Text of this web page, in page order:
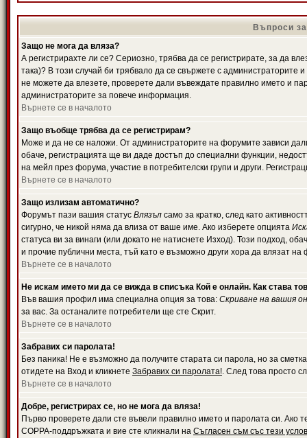
Въпроси
Защо не мога да вляза?
А регистрирахте ли се? Сериозно, трябва да се регистрирате, за да
така)? В този случай би трябвало да се свържете с администраторите
не можете да влезете, проверете дали въвеждате правилно името и
администраторите за повече информация.
Върнете се в началото
Защо въобще трябва да се регистрирам?
Може и да не се наложи. От администраторите на форумите зависи
обаче, регистрацията ще ви даде достъп до специални функции,
на мейл през форума, участие в потребителски групи и други.
Върнете се в началото
Защо излизам автоматично?
Форумът пази вашия статус Влязъл само за кратко, след като
сигурно, че никой няма да влиза от ваше име. Ако изберете опцията
статуса ви за винаги (или докато не натиснете Изход). Този подход,
и прочие публични места, тъй като е възможно други хора да влязат
Върнете се в началото
Не искам името ми да се вижда в списъка Кой е онлайн. Как става
Във вашия профил има специална опция за това: Скриване на вашия
за вас. За останалите потребители ще сте Скрит.
Върнете се в началото
Забравих си паролата!
Без паника! Не е възможно да получите старата си парола, но за
отидете на Вход и кликнете Забравих си паролата!. След това просто
Върнете се в началото
Добре, регистрирах се, но не мога да вляза!
Първо проверете дали сте въвели правилно името и паролата си. Ако
COPPA-поддръжката и вие сте кликнали на Съгласен съм със тези